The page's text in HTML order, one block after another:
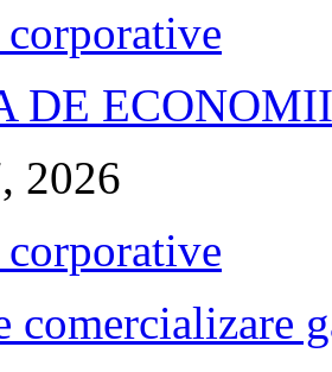
DE
2026
comercializare